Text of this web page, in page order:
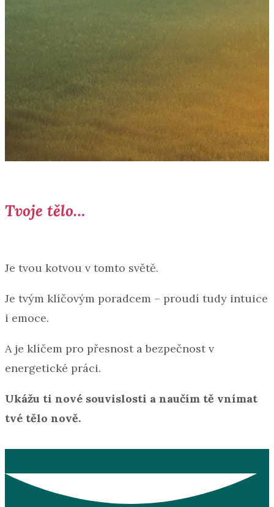
Tvoje tělo…
Je tvou kotvou v tomto světě.
Je tvým klíčovým poradcem – proudí tudy intuice
i emoce.
A je klíčem pro přesnost a bezpečnost v
energetické práci.
Ukážu ti nové souvislosti a naučím tě vnímat
tvé tělo nově.